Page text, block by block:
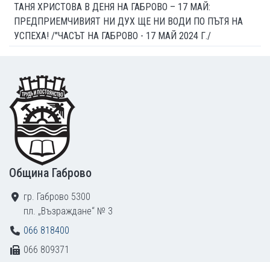
ТАНЯ ХРИСТОВА В ДЕНЯ НА ГАБРОВО – 17 МАЙ:
ПРЕДПРИЕМЧИВИЯТ НИ ДУХ ЩЕ НИ ВОДИ ПО ПЪТЯ НА
УСПЕХА! /"ЧАСЪТ НА ГАБРОВО - 17 МАЙ 2024 Г./
Footer
Община Габрово
гр. Габрово 5300
пл. „Възраждане“ № 3
066 818400
066 809371